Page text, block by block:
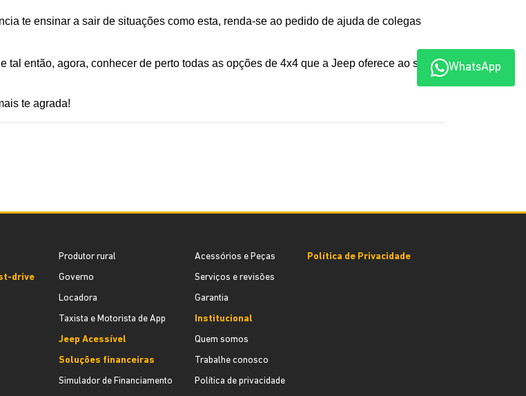
te ensinar a sair de situações como esta, renda-se ao pedido de ajuda de colegas
então, agora, conhecer de perto todas as opções de 4x4 que a Jeep oferece ao seu
te agrada!
WhatsApp
drive
Produtor rural
Governo
Locadora
Taxista e Motorista de App
Jeep Acessível
Soluções financeiras
Simulador de Financiamento
Acessórios e Peças
Serviços e revisões
Garantia
Institucional
Quem somos
Trabalhe conosco
Política de privacidade
Política de Privacidade